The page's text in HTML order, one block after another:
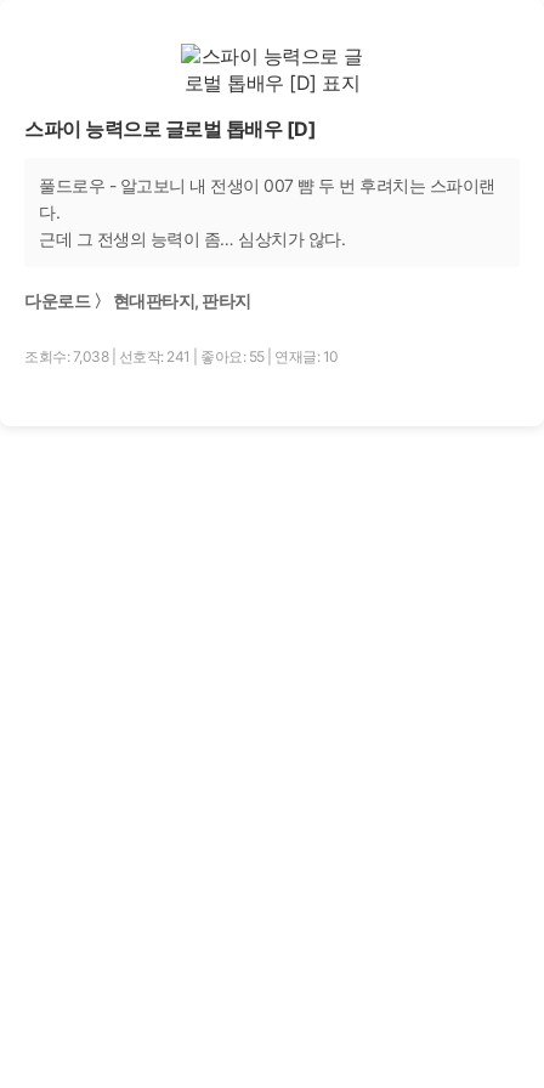
스파이 능력으로 글로벌 톱배우 [D]
풀드로우 - 알고보니 내 전생이 007 뺨 두 번 후려치는 스파이랜
다.
근데 그 전생의 능력이 좀… 심상치가 않다.
다운로드 〉 현대판타지, 판타지
조회수: 7,038 선호작: 241 좋아요: 55 연재글: 10